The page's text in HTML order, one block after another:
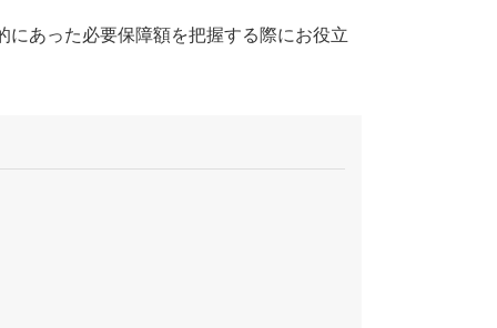
あった必要保障額を把握する際にお役立